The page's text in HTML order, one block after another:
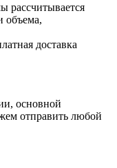
рассчитывается
объема,
доставка
основной
отправить любой